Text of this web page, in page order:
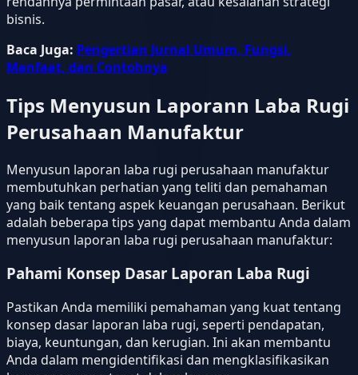
bisnis.
Baca Juga: Pengertian Jurnal Umum, Fungsi,
Manfaat, dan Contohnya
Tips Menyusun Laporann Laba Rugi
Perusahaan Manufaktur
Menyusun laporan laba rugi perusahaan manufaktur
membutuhkan perhatian yang teliti dan pemahaman
yang baik tentang aspek keuangan perusahaan. Berikut
adalah beberapa tips yang dapat membantu Anda dalam
menyusun laporan laba rugi perusahaan manufaktur:
Pahami Konsep Dasar Laporan Laba Rugi
Pastikan Anda memiliki pemahaman yang kuat tentang
konsep dasar laporan laba rugi, seperti pendapatan,
biaya, keuntungan, dan kerugian. Ini akan membantu
Anda dalam mengidentifikasi dan mengklasifikasikan